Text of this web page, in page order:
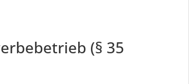
(§ 35